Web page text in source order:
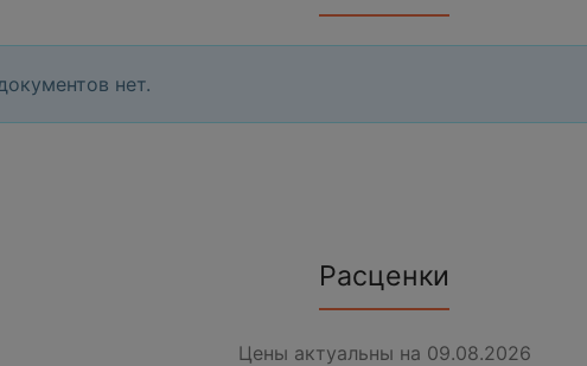
нет.
Расценки
Цены актуальны на 09.08.2026